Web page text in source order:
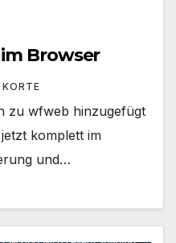
im Browser
zu wfweb hinzugefügt
komplett im
und…